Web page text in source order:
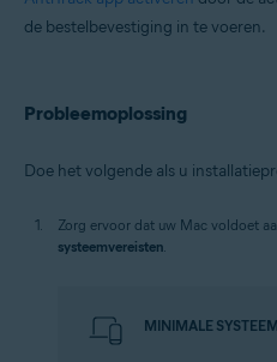
de bestelbevestiging in te voeren.
Probleemoplossing
Doe het volgende als u
Zorg ervoor dat uw Mac voldoet
systeemvereisten
MINIMALE